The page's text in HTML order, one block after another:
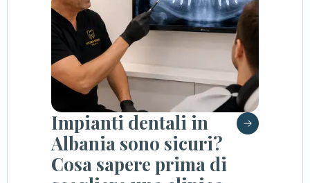
Impianti dentali in
Albania sono sicuri?
Cosa sapere prima di